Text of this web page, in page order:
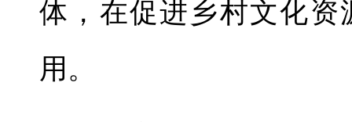
体，在促进乡村文化
用。